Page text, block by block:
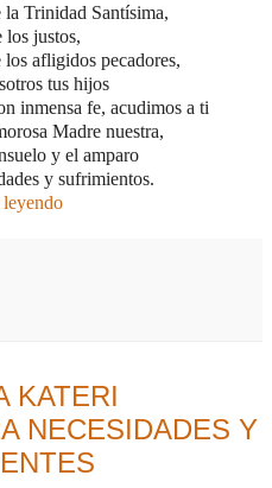
Trinidad Santísima,
los justos,
afligidos pecadores,
tus hijos
inmensa fe, acudimos a ti
Madre nuestra,
y el amparo
y sufrimientos.
KATERI
NECESIDADES Y